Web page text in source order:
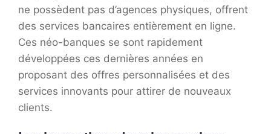
ne possèdent pas d’agences physiques, offrent
des services bancaires entièrement en ligne.
Ces néo-banques se sont rapidement
développées ces dernières années en
proposant des offres personnalisées et des
services innovants pour attirer de nouveaux
clients.